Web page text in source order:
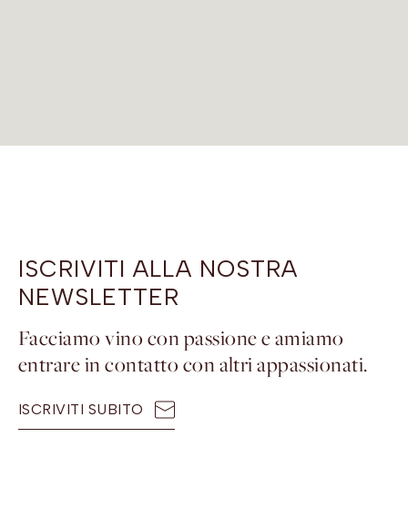
ISCRIVITI ALLA NOSTRA
NEWSLETTER
Facciamo vino con passione e amiamo
entrare in contatto con altri appassionati.
ISCRIVITI SUBITO